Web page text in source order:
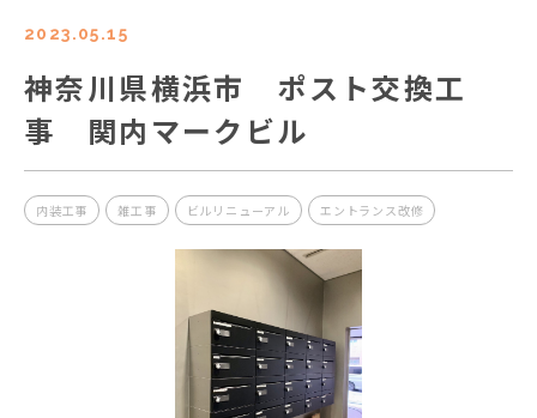
2023.05.15
神奈川県横浜市 ポスト交換工
事 関内マークビル
内装工事 雑工事 ビルリニューアル エントランス改修